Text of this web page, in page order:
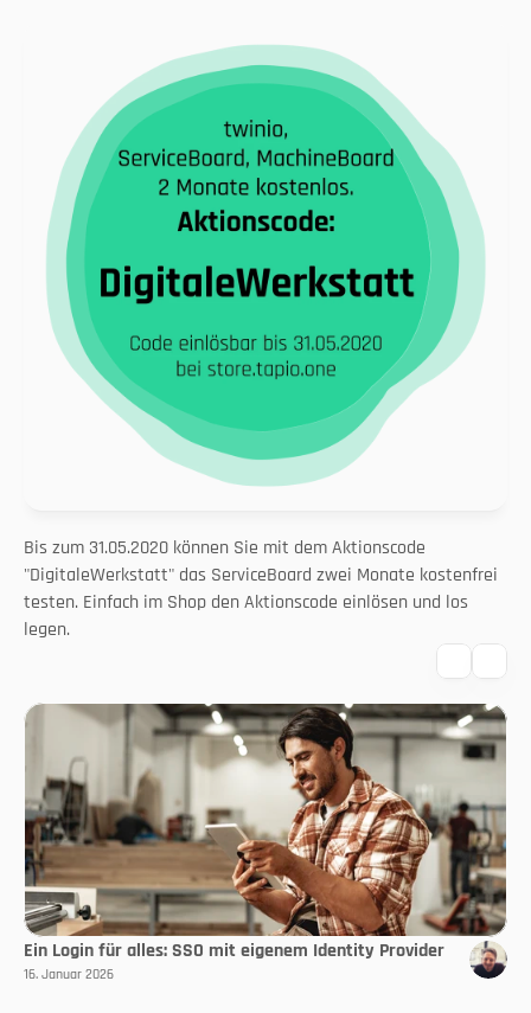
Bis zum 31.05.2020 können Sie mit dem Aktionscode
"DigitaleWerkstatt" das ServiceBoard zwei Monate kostenfrei
testen. Einfach im Shop den Aktionscode einlösen und los
legen.
Ein Login für alles: SSO mit eigenem Identity Provider
16. Januar 2026